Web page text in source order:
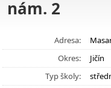
nám. 2
Adresa:
Okres:
Jičín
Typ školy: